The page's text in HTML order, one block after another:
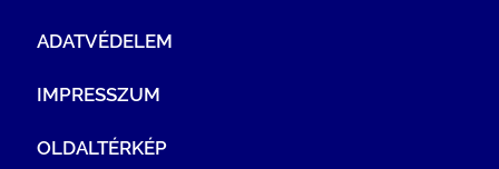
ADATVÉDELEM
IMPRESSZUM
OLDALTÉRKÉP